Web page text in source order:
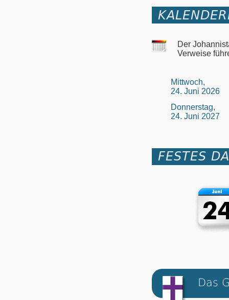
Der
Verweise
Mittwoch,
24. Juni 2026
Donnerstag,
24. Juni 2027
FESTES
Das